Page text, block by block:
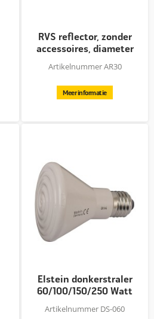
RVS reflector, zonder
accessoires, diameter
Artikelnummer AR30
Meer informatie
Elstein donkerstraler
60/100/150/250 Watt
Artikelnummer DS-060